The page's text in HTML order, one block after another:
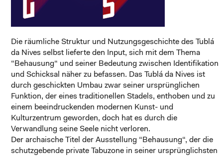
Die räumliche Struktur und Nutzungsgeschichte des Tublá
da Nives selbst lieferte den Input, sich mit dem Thema
“Behausung“ und seiner Bedeutung zwischen Identifikation
und Schicksal näher zu befassen. Das Tublá da Nives ist
durch geschickten Umbau zwar seiner ursprünglichen
Funktion, der eines traditionellen Stadels, enthoben und zu
einem beeindruckenden modernen Kunst- und
Kulturzentrum geworden, doch hat es durch die
Verwandlung seine Seele nicht verloren.
Der archaische Titel der Ausstellung “Behausung“, der die
schutzgebende private Tabuzone in seiner ursprünglichsten